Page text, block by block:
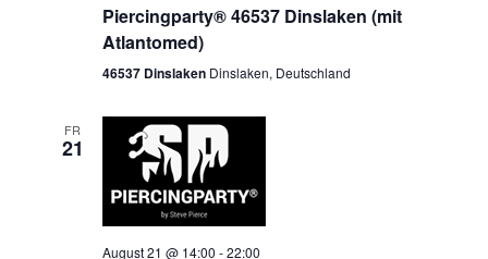
Piercingparty® 46537 Dinslaken (mit
Atlantomed)
46537 Dinslaken Dinslaken, Deutschland
FR
21
August 21 @ 14:00 -22:00